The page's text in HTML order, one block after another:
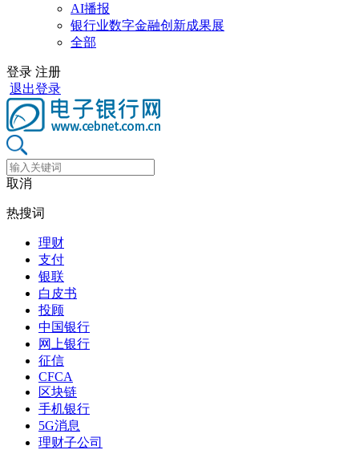
AI播报
银行业数字金融创新成果展
全部
登录 注册
退出登录
取消
热搜词
理财
支付
银联
白皮书
投顾
中国银行
网上银行
征信
CFCA
区块链
手机银行
5G消息
理财子公司